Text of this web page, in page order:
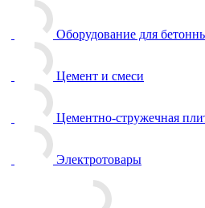
Оборудование для
Цемент и смеси
Цементно-стружечная
Электротовары